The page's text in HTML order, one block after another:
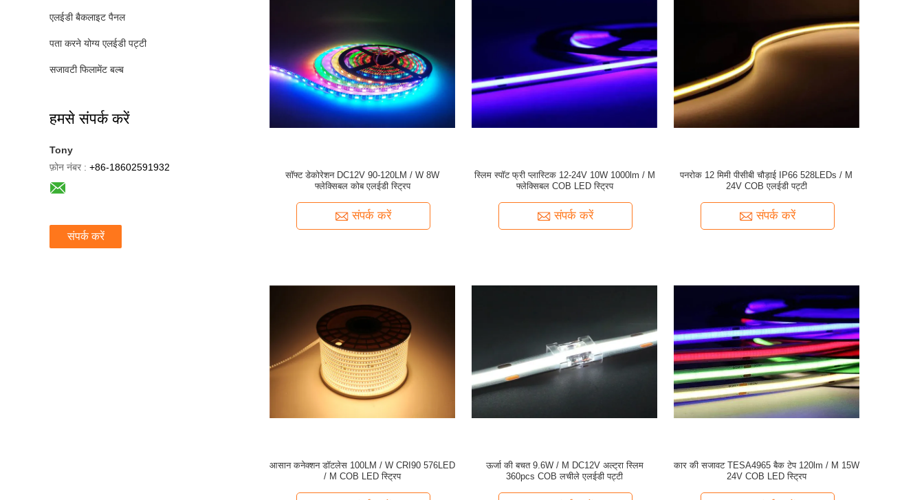
एलईडी बैकलाइट पैनल
पता करने योग्य एलईडी पट्टी
सजावटी फिलामेंट बल्ब
हमसे संपर्क करें
Tony
फ़ोन नंबर : +86-18602591932
संपर्क करें
सॉफ्ट डेकोरेशन DC12V 90-120LM / W 8W
फ्लेक्सिबल कोब एलईडी स्ट्रिप
संपर्क करें
स्लिम स्पॉट फ्री प्लास्टिक 12-24V 10W 1000lm / M
फ्लेक्सिबल COB LED स्ट्रिप
संपर्क करें
पनरोक 12 मिमी पीसीबी चौड़ाई IP66 528LEDs / M
24V COB एलईडी पट्टी
संपर्क करें
आसान कनेक्शन डॉटलेस 100LM / W CRI90 576LED
/ M COB LED स्ट्रिप
ऊर्जा की बचत 9.6W / M DC12V अल्ट्रा स्लिम
360pcs COB लचीले एलईडी पट्टी
कार की सजावट TESA4965 बैक टेप 120lm / M 15W
24V COB LED स्ट्रिप